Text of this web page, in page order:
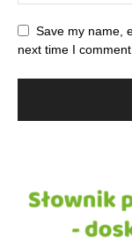
Save my name,
next time I